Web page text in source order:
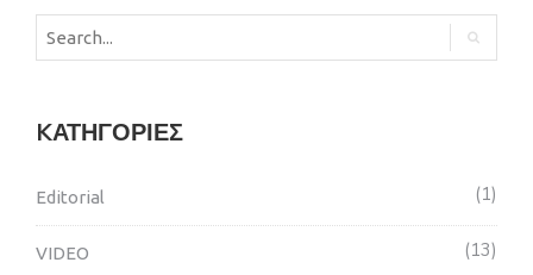
KΑΤΗΓΟΡΊΕΣ
Editorial 1
VIDEO 13